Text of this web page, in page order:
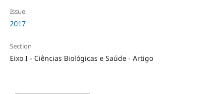
Issue
2017
Section
Eixo I - Ciências Biológicas e Saúde - Artigo